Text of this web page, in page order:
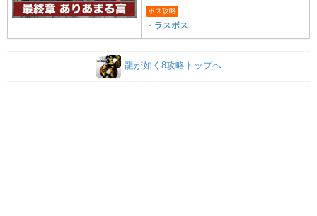
ボス攻略
・ ラスボス
龍が如く8攻略トップへ